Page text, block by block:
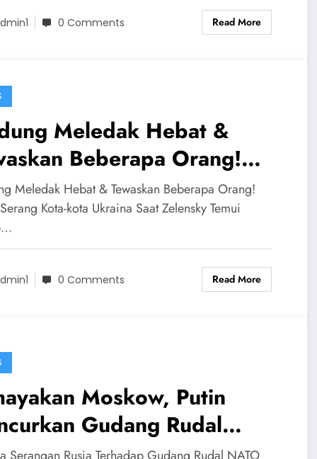
0 Comments Read More
Meledak Hebat &
Beberapa Orang!
Serang Kota-kota Ukraina
Zelensky Temui Trump
Meledak Hebat & Tewaskan Beberapa Orang!
Kota-kota Ukraina Saat Zelensky Temui
0 Comments Read More
Moskow, Putin
Gudang Rudal
Rusia Serang Gudang